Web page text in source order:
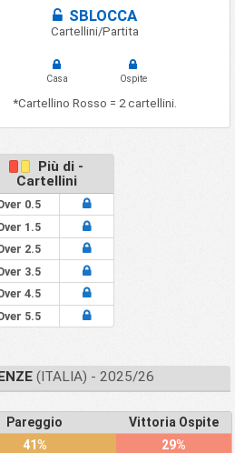
SBLOCCA
Cartellini/Partita
Casa Ospite
*Cartellino Rosso = 2 cartellini.
Più di -
Cartellini
0.5
1.5
2.5
3.5
4.5
5.5
(ITALIA) - 2025/26
Pareggio
Vittoria Ospite
41% 29%